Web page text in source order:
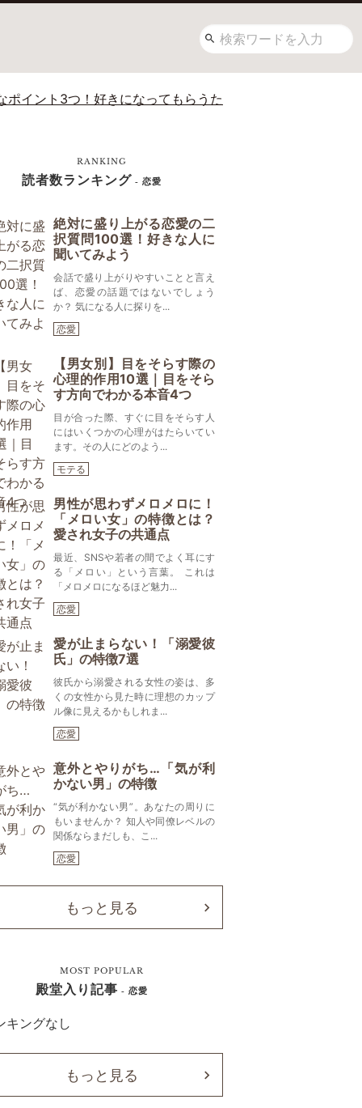
ポイント3つ！好きになってもらうた
RANKING
読者数ランキング - 恋愛
絶対に盛り上がる恋愛の二
択質問100選！好きな人に
聞いてみよう
会話で盛り上がりやすいことと言え
ば、恋愛の話題ではないでしょう
か？ 気になる人に探りを...
恋愛
【男女別】目をそらす際の
心理的作用10選｜目をそら
す方向でわかる本音4つ
目が合った際、すぐに目をそらす人
にはいくつかの心理がはたらいてい
ます。その人にどのよう...
モテる
男性が思わずメロメロに！
「メロい女」の特徴とは？
愛され女子の共通点
最近、SNSや若者の間でよく耳にす
る「メロい」という言葉。 これは
「メロメロになるほど魅力...
恋愛
愛が止まらない！「溺愛彼
氏」の特徴7選
彼氏から溺愛される女性の姿は、多
くの女性から見た時に理想のカップ
ル像に見えるかもしれま...
恋愛
意外とやりがち…「気が利
かない男」の特徴
“気が利かない男”。あなたの周りに
もいませんか？ 知人や同僚レベルの
関係ならまだしも、こ...
恋愛
もっと見る
MOST POPULAR
殿堂入り記事 - 恋愛
キングなし
もっと見る